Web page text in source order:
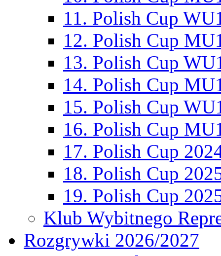
11. Polish Cup
12. Polish Cup
13. Polish Cup
14. Polish Cup
15. Polish Cup
16. Polish Cup
17. Polish Cup
18. Polish Cup
19. Polish Cup
Klub Wybitnego
Rozgrywki 2026/2027